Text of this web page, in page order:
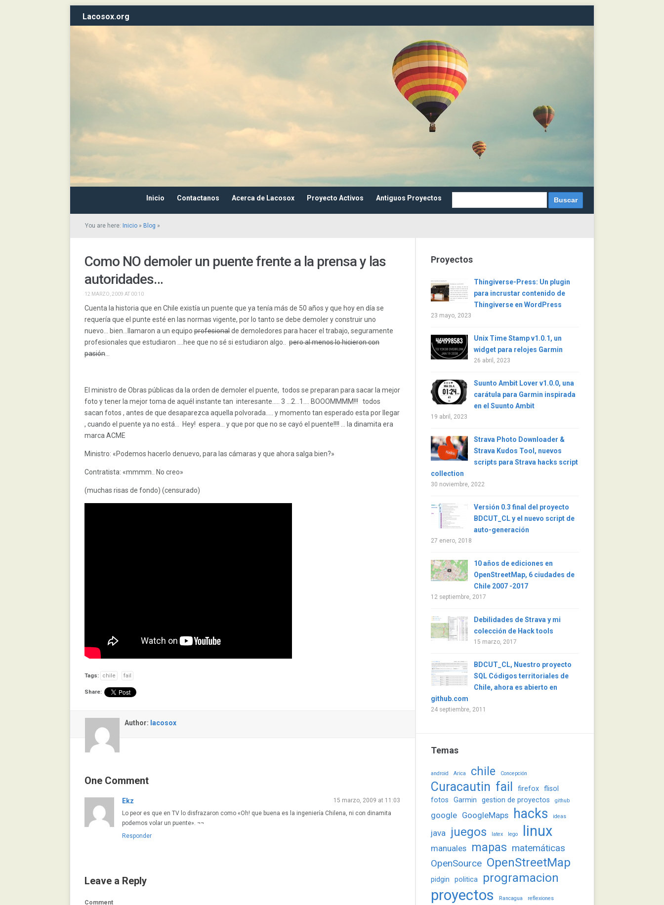
Lacosox.org
Inicio Contactanos Acerca de Lacosox Proyecto Activos Antiguos Proyectos
You are here: Inicio » Blog »
Como NO demoler un puente frente a la prensa y las
autoridades…
12 MARZO, 2009 AT 00:10
Cuenta la historia que en Chile existía un puente que ya tenía más de 50 años y que hoy en día se
requería que el punte esté en las normas vigente, por lo tanto se debe demoler y construir uno
nuevo… bien…llamaron a un equipo profesionalde demoledores para hacer el trabajo, seguramente
profesionales que estudiaron ….hee que no sé si estudiaron algo.. pero al menos lo hicieron con
pasión
El ministro de Obras públicas da la orden de demoler el puente, todos se preparan para sacar la mejor
foto y tener la mejor toma de aquél instante tan interesante….. 3 …2…1…. BOOOMMMM!!! todos
sacan fotos , antes de que desaparezca aquella polvorada….. y momento tan esperado esta por llegar
, cuando el puente ya no está… Hey! espera… y que por que no se cayó el puente!!!! … la dinamita era
marca ACME
Ministro: «Podemos hacerlo denuevo, para las cámaras y que ahora salga bien?»
Contratista: «mmmm.. No creo»
(muchas risas de fondo) (censurado)
Tags: chile fail
Share:
Author: lacosox
One Comment
Ekz
15 marzo, 2009 at 11:03
Lo peor es que en TV lo disfrazaron como «Oh! que buena es la ingeniería Chilena, ni con dinamita
podemos volar un puente». ¬¬
Responder
Leave a Reply
Comment
Proyectos
Thingiverse-Press: Un plugin
para incrustar contenido de
Thingiverse en WordPress
23 mayo, 2023
Unix Time Stamp v1.0.1, un
widget para relojes Garmin
26 abril, 2023
Suunto Ambit Lover v1.0.0, una
carátula para Garmin inspirada
en el Suunto Ambit
19 abril, 2023
Strava Photo Downloader &
Strava Kudos Tool, nuevos
scripts para Strava hacks script
collection
30 noviembre, 2022
Versión 0.3 final del proyecto
BDCUT_CL y el nuevo script de
auto-generación
27 enero, 2018
10 años de ediciones en
OpenStreetMap, 6 ciudades de
Chile 2007 -2017
12 septiembre, 2017
Debilidades de Strava y mi
colección de Hack tools
15 marzo, 2017
BDCUT_CL, Nuestro proyecto
SQL Códigos territoriales de
Chile, ahora es abierto en
github.com
24 septiembre, 2011
Temas
android Arica chile Concepción
Curacautin fail firefox flisol
fotos
Garmin gestion de proyectos github
google GoogleMaps hacks ideas
java juegos latex lego linux
manuales mapas matemáticas
OpenSource OpenStreetMap
pidgin politica programacion
proyectos Rancagua
reflexiones